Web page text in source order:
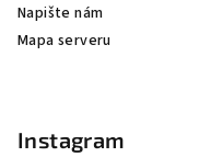
Napište nám
Mapa serveru
Instagram